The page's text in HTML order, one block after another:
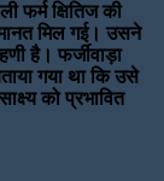
फर्म क्षितिज की
मिल गई। उसने
है। फर्जीवाड़ा
गया था कि उसे
को प्रभावित